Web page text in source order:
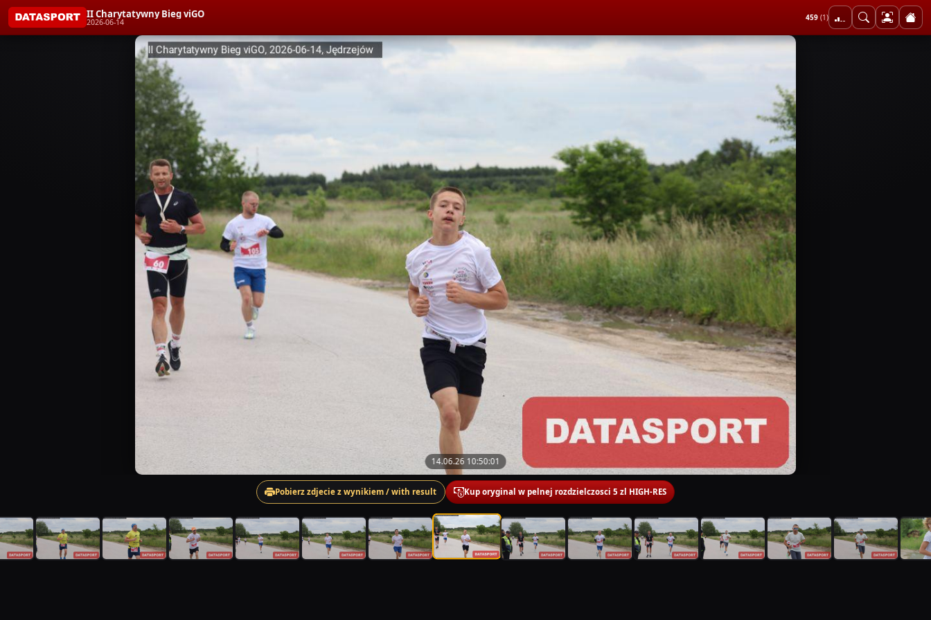
II Charytatywny Bieg viGO
2026-06-14 459 (1)
14.06.26 10:50:01
Pobierz zdjecie z wynikiem / with result Kup oryginal w pelnej rozdzielczosci 5 zl HIGH-RES